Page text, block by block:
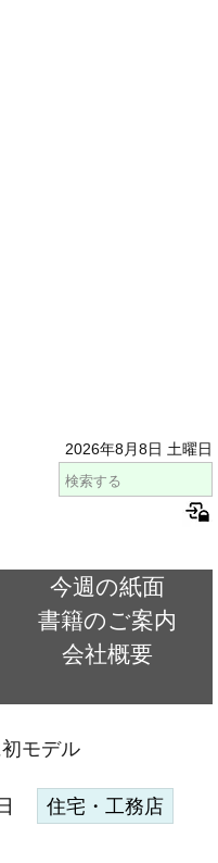
2026年8月8日 土曜日
今週の紙面
書籍のご案内
会社概要
モデル
住宅・工務店